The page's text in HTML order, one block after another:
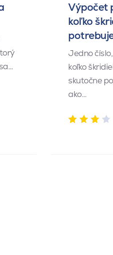
Výpočet
koľko
Jedno
koľko
skutočne
ako…